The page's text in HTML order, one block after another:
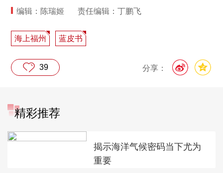
编辑：陈瑞姬 责任编辑：丁鹏飞
海上福州 蓝皮书
分享：
39
精彩推荐
揭示海洋气候密码当下尤为
重要